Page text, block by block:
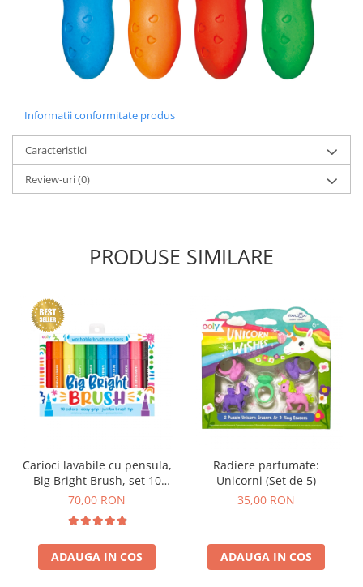
Informatii conformitate produs
Caracteristici
Review-uri(0)
PRODUSE SIMILARE
Carioci lavabile cu pensula,
Big Bright Brush, set 10
culori
70,00 RON
ADAUGA IN COS
Radiere parfumate:
Unicorni (Set de 5)
35,00 RON
ADAUGA IN COS